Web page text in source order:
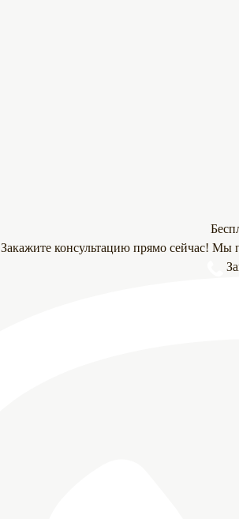
Закажите консультацию прямо сейчас! Мы